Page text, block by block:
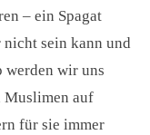
– ein Spagat
sein kann und
wir uns
Muslimen auf
für sie immer